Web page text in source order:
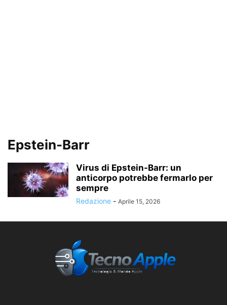
Epstein-Barr
Virus di Epstein-Barr: un
anticorpo potrebbe fermarlo per
sempre
Redazione - Aprile 15, 2026